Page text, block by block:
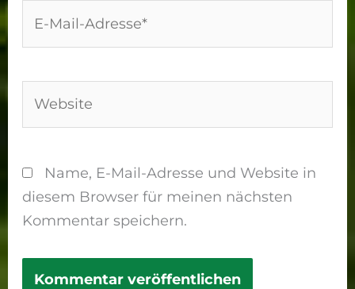
Mail-
Name, E-Mail-Adresse und Website in
diesem Browser für meinen nächsten
Kommentar speichern.